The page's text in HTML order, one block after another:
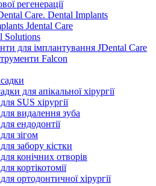
регенерації
Care. Dental Implants
Jdental Care
Solutions
для імплантування JDental Care
Falcon
для апікальної хірургії
SUS хірургії
видалення зуба
ендодонтії
зігом
забору кістки
конічних отворів
кортікотомії
ортодонтичної хірургії